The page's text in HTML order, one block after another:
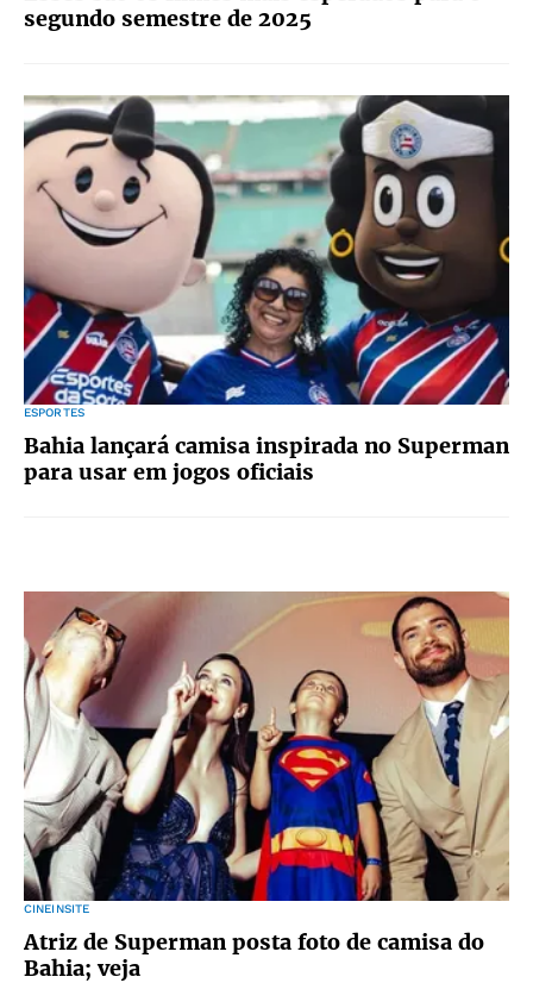
segundo semestre de 2025
ESPORTES
Bahia lançará camisa inspirada no Superman
para usar em jogos oficiais
CINEINSITE
Atriz de Superman posta foto de camisa do
Bahia; veja